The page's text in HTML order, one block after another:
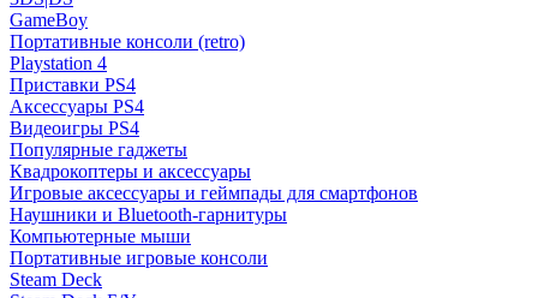
GameBoy
Портативные консоли (retro)
Playstation 4
Приставки PS4
Аксессуары PS4
Видеоигры PS4
Популярные гаджеты
Квадрокоптеры и аксессуары
Игровые аксессуары и геймпады для смартфонов
Наушники и Bluetooth-гарнитуры
Компьютерные мыши
Портативные игровые консоли
Steam Deck